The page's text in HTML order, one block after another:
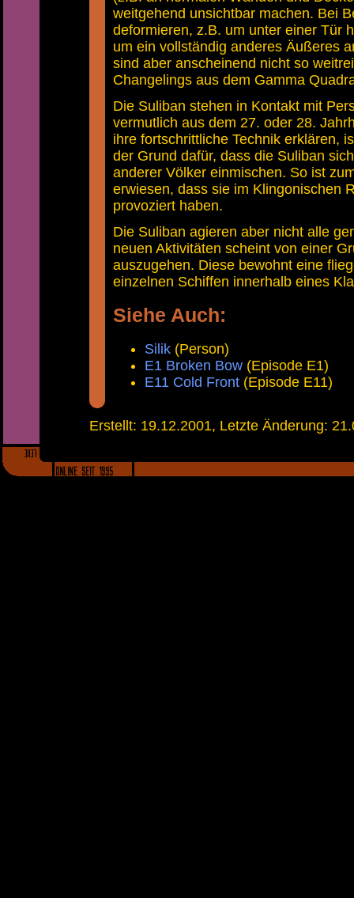
weitgehend unsichtbar machen. Bei
deformieren, z.B. um unter einer Tür
um ein vollständig anderes Äußeres
sind aber anscheinend nicht so
Changelings aus dem Gamma
Die Suliban stehen in Kontakt mit
vermutlich aus dem 27. oder 28.
ihre fortschrittliche Technik erklären,
der Grund dafür, dass die Suliban
anderer Völker einmischen. So ist
erwiesen, dass sie im Klingonischen
provoziert haben.
Die Suliban agieren aber nicht alle
neuen Aktivitäten scheint von einer
auszugehen. Diese bewohnt eine
einzelnen Schiffen innerhalb eines
Siehe Auch:
Silik (Person)
E1 Broken Bow (Episode E1)
E11 Cold Front (Episode E11)
Erstellt: 19.12.2001, Letzte Änderung: